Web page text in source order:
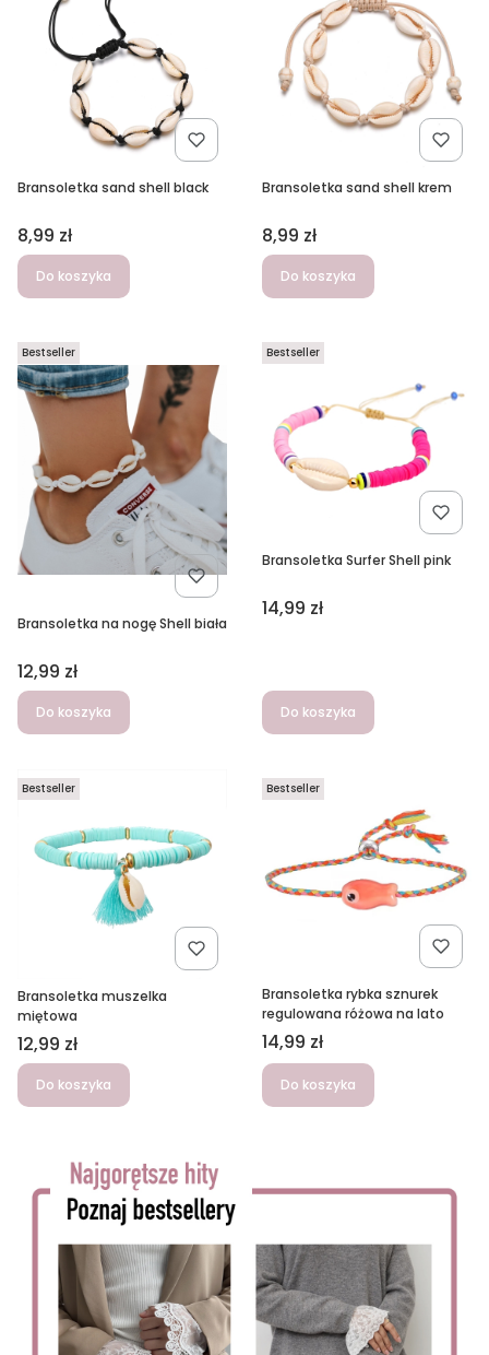
Bransoletka sand shell black
Cena
8,99 zł
Do koszyka
Bransoletka sand shell krem
Cena
8,99 zł
Do koszyka
Bestseller
Bransoletka na nogę Shell biała
Cena
12,99 zł
Do koszyka
Bestseller
Bransoletka Surfer Shell pink
Cena
14,99 zł
Do koszyka
Bestseller
Bransoletka muszelka
miętowa
Cena
12,99 zł
Do koszyka
Bestseller
Bransoletka rybka sznurek
regulowana różowa na lato
Cena
14,99 zł
Do koszyka